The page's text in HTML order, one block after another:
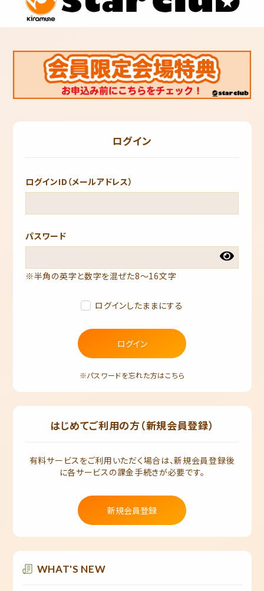
ログイン
ログインID（メールアドレス）
パスワード
※半角の英字と数字を混ぜた8～16文字
ログインしたままにする
ログイン
※パスワードを忘れた方はこちら
はじめてご利用の方（新規会員登録）
有料サービスをご利用いただく場合は、新規会員登録後
に各サービスの課金手続きが必要です。
新規会員登録
WHAT'S NEW